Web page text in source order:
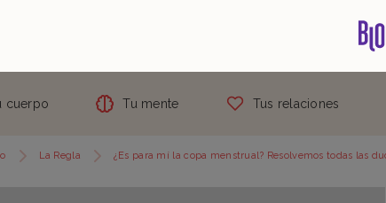
cuerpo Tu mente Tus relaciones
La Regla ¿Es para mí la copa menstrual? Resolvemos todas las